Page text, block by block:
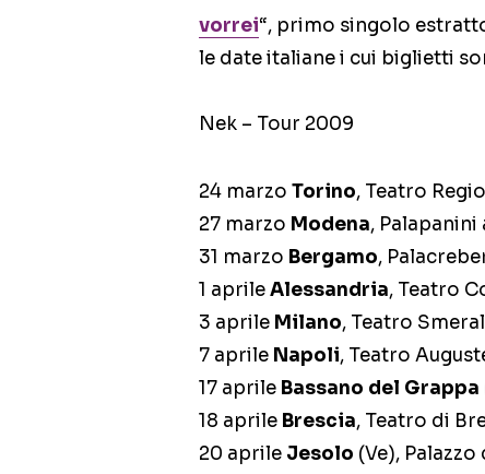
vorrei“, primo singolo
le date italiane i cui biglietti
Nek – Tour 2009
24 marzo Torino, Teatro Regio
27 marzo Modena, Palapanini
31 marzo Bergamo,
1 aprileAlessandria, Teatro
3 aprile Milano, Teatro
7 aprile Napoli, Teatro
17 aprile Bassano del Grappa
18 aprile Brescia, Teatro di
20 aprile Jesolo (Ve),